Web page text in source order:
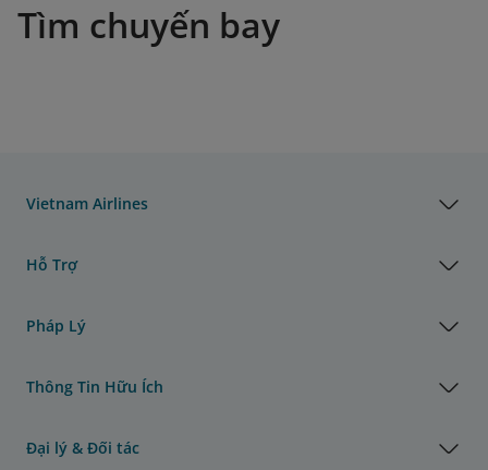
Tìm chuyến bay
Vietnam Airlines
Hỗ Trợ
Pháp Lý
Thông Tin Hữu Ích
Đại lý & Đối tác